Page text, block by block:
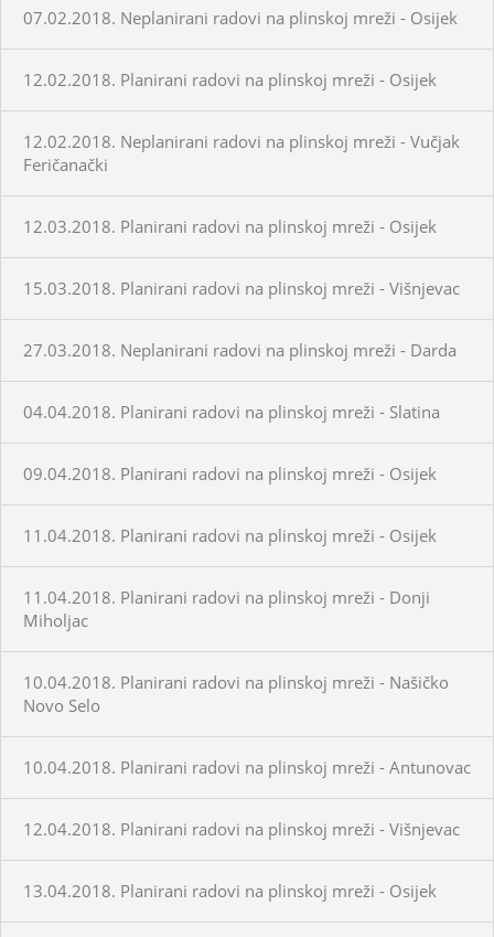
07.02.2018. Neplanirani radovi na plinskoj mreži - Osijek
12.02.2018. Planirani radovi na plinskoj mreži - Osijek
12.02.2018. Neplanirani radovi na plinskoj mreži - Vučjak
Feričanački
12.03.2018. Planirani radovi na plinskoj mreži - Osijek
15.03.2018. Planirani radovi na plinskoj mreži - Višnjevac
27.03.2018. Neplanirani radovi na plinskoj mreži - Darda
04.04.2018. Planirani radovi na plinskoj mreži - Slatina
09.04.2018. Planirani radovi na plinskoj mreži - Osijek
11.04.2018. Planirani radovi na plinskoj mreži - Osijek
11.04.2018. Planirani radovi na plinskoj mreži - Donji
Miholjac
10.04.2018. Planirani radovi na plinskoj mreži - Našičko
Novo Selo
10.04.2018. Planirani radovi na plinskoj mreži - Antunovac
12.04.2018. Planirani radovi na plinskoj mreži - Višnjevac
13.04.2018. Planirani radovi na plinskoj mreži - Osijek